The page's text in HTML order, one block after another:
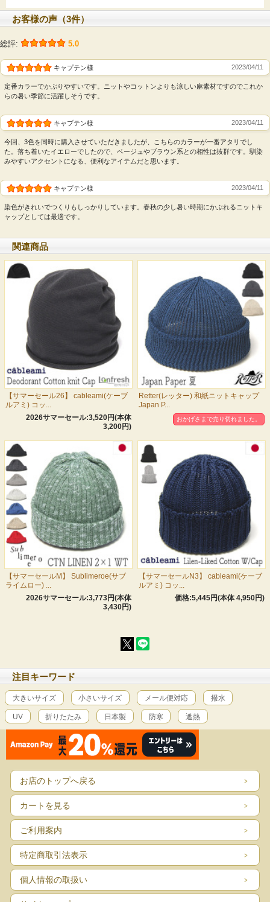
お客様の声（3件）
総評: 5.0
キャプテン様 2023/04/11
定番カラーでかぶりやすいです。ニットやコットンよりも涼しい麻素材ですのでこれか
らの暑い季節に活躍しそうです。
キャプテン様 2023/04/11
今回、3色を同時に購入させていただきましたが、こちらのカラーが一番アタリでし
た。落ち着いたイエローでしたので、ベージュやブラウン系との相性は抜群です。馴染
みやすいアクセントになる、便利なアイテムだと思います。
キャプテン様 2023/04/11
染色がきれいでつくりもしっかりしています。春秋の少し暑い時期にかぶれるニットキ
ャップとしては最適です。
関連商品
【サマーセール26】 cableami(ケーブ
ルアミ) コッ...
2026サマーセール:3,520円(本体
3,200円)
Retter(レッター) 和紙ニットキャップ
Japan P...
おかげさまで売り切れました。
【サマーセールM】 Sublimeroe(サブ
ライムロー) ...
2026サマーセール:3,773円(本体
3,430円)
【サマーセールN3】 cableami(ケーブ
ルアミ) コッ...
価格:5,445円(本体 4,950円)
注目キーワード
大きいサイズ 小さいサイズ メール便対応 撥水
UV 折りたたみ 日本製 防寒 遮熱
お店のトップへ戻る
カートを見る
ご利用案内
特定商取引法表示
個人情報の取扱い